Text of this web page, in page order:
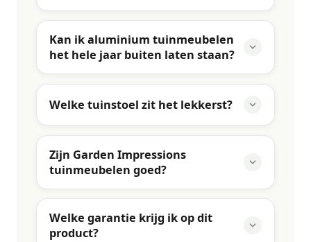
Kan ik aluminium tuinmeubelen
het hele jaar buiten laten staan?
Welke tuinstoel zit het lekkerst?
Zijn Garden Impressions
tuinmeubelen goed?
Welke garantie krijg ik op dit
product?